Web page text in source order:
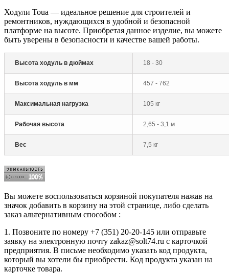
Ходули Toua — идеальное решение для строителей и
ремонтников, нуждающихся в удобной и безопасной
платформе на высоте. Приобретая данное изделие, вы можете
быть уверены в безопасности и качестве вашей работы.
Высота ходуль в дюймах 18 - 30
Высота ходуль в мм 457 - 762
Максимальная нагрузка 105 кг
Рабочая высота 2,65 - 3,1 м
Вес 7,5 кг
Вы можете воспользоваться корзиной покупателя нажав на
значок добавить в корзину на этой странице, либо сделать
заказ альтернативным способом :
1. Позвоните по номеру +7 (351) 20-20-145 или отправьте
заявку на электронную почту zakaz@solt74.ru с карточкой
предприятия. В письме необходимо указать код продукта,
который вы хотели бы приобрести. Код продукта указан на
карточке товара.